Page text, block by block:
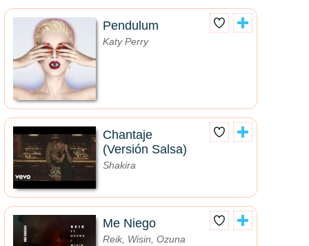
Pendulum
Katy Perry
Chantaje
(Versión Salsa)
Shakira
Me Niego
Reik, Wisin, Ozuna